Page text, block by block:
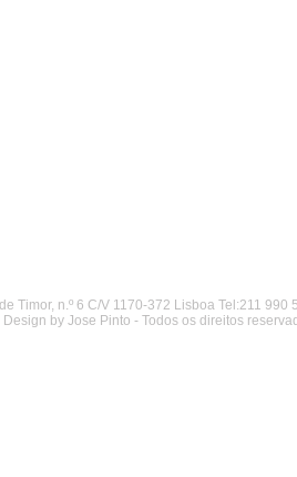
Timor, n.º 6 C/V 1170-372 Lisboa Tel:211 990
Design by Jose Pinto - Todos os direitos